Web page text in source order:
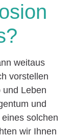
weitaus
vorstellen
und Leben
und
solchen
wir Ihnen